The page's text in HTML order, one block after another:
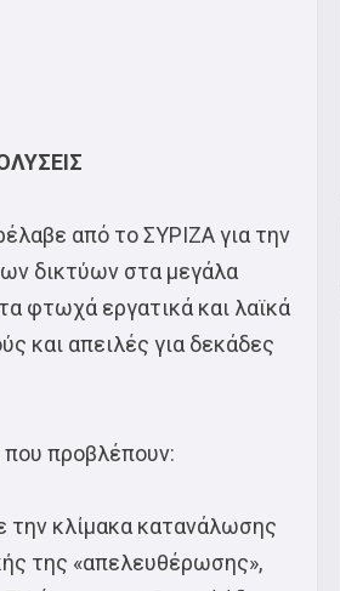
από το ΣΥΡΙΖΑ για την
δικτύων στα μεγάλα
φτωχά εργατικά και λαϊκά
και απειλές για δεκάδες
προβλέπουν:
την κλίμακα κατανάλωσης
της «απελευθέρωσης»,